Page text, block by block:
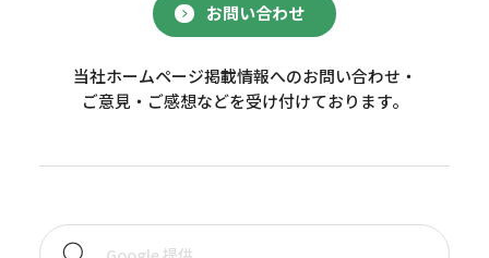
お問い合わせ
当社ホームページ掲載情報へのお問い合わせ・
ご意見・ご感想などを受け付けております。